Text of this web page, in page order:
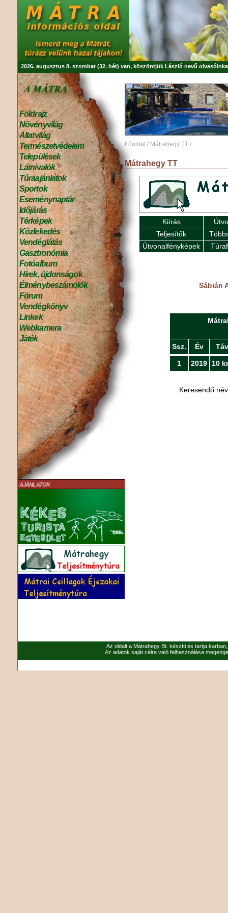
2026. augusztus 8. szombat (32. hét) van, köszöntjük László nevű
Földrajz
Növényvilág
Állatvilág
Természetvédelem
Települések
Látnivalók
Túraajánlatok
Sportok
Eseménynaptár
Időjárás
Térképek
Közlekedés
Vendéglátás
Gasztronómia
Fotóalbum
Hírek, újdonságok
Élménybeszámolók
Fórum
Vendégkönyv
Linkek
Webkamera
Játék
AJÁNLATOK
Főoldal / Mátrahegy TT /
Mátrahegy TT
Kiírás
Teljesítők
Útvonalfényképek
Sábián
Ssz. Év Táv
1 2019 10
Keresendő
Az oldalt a Mátrahegy Bt. készíti és tartja
Az adatok saját célra való felhasználása